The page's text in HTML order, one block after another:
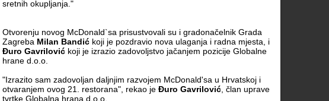
sretnih okupljanja."
Otvorenju novog McDonald`sa prisustvovali su i gradonačelnik Grada
Zagreba Milan Bandić koji je pozdravio nova ulaganja i radna mjesta, i
Đuro Gavrilović koji je izrazio zadovoljstvo jačanjem pozicije Globalne
hrane d.o.o.
"Izrazito sam zadovoljan daljnjim razvojem McDonald'sa u Hrvatskoj i
otvaranjem ovog 21. restorana", rekao je Đuro Gavrilović , član uprave
tvrtke Globalna hrana d.o.o.